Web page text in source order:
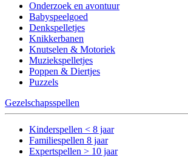
Onderzoek en avontuur
Babyspeelgoed
Denkspelletjes
Knikkerbanen
Knutselen & Motoriek
Muziekspelletjes
Poppen & Diertjes
Puzzels
Gezelschapsspellen
Kinderspellen < 8 jaar
Familiespellen 8 jaar
Expertspellen > 10 jaar